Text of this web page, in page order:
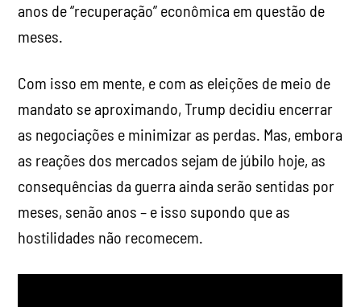
anos de “recuperação” econômica em questão de
meses.
Com isso em mente, e com as eleições de meio de
mandato se aproximando, Trump decidiu encerrar
as negociações e minimizar as perdas. Mas, embora
as reações dos mercados sejam de júbilo hoje, as
consequências da guerra ainda serão sentidas por
meses, senão anos – e isso supondo que as
hostilidades não recomecem.